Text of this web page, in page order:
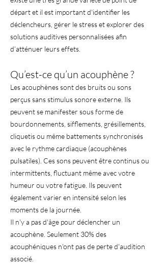
départ et il est important d'identifier les
déclencheurs, gérer le stress et explorer des
solutions auditives personnalisées afin
d’atténuer leurs effets.
Qu’est-ce qu’un acouphène ?
Les acouphènes sont des bruits ou sons
perçus sans stimulus sonore externe. Ils
peuvent se manifester sous forme de
bourdonnements, sifflements, grésillements,
cliquetis ou même battements synchronisés
avec le rythme cardiaque (acouphènes
pulsatiles). Ces sons peuvent être continus ou
intermittents, fluctuant même avec votre
humeur ou votre fatigue. Ils peuvent
également varier en intensité selon les
moments de la journée.
Il n'y a pas d'âge pour déclencher un
acouphène. Seulement 30% des
acouphéniques n'ont pas de perte d'audition
associé.